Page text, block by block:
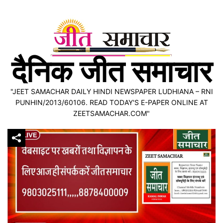
दैनिक जीत समाचार
"JEET SAMACHAR DAILY HINDI NEWSPAPER LUDHIANA – RNI
PUNHIN/2013/60106. READ TODAY'S E-PAPER ONLINE AT
ZEETSAMACHAR.COM"